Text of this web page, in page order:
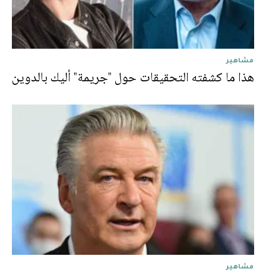
مشاهير
هذا ما كشفته التحقيقات حول "جريمة" أليك بالدوين
مشاهير